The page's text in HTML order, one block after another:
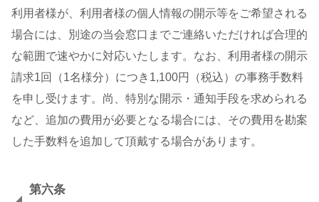
利用者様が、利用者様の個人情報の開示等をご希望される
場合には、別途の当会窓口までご連絡いただければ合理的
な範囲で速やかに対応いたします。なお、利用者様の開示
請求1回（1名様分）につき1,100円（税込）の事務手数料
を申し受けます。尚、特別な開示・通知手段を求められる
など、追加の費用が必要となる場合には、その費用を勘案
した手数料を追加して頂戴する場合があります。
第六条